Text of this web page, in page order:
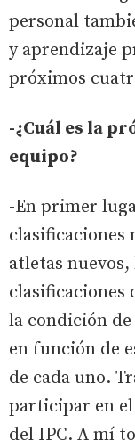
personal
y aprendizaje
próximos
-¿Cuál es la
equipo?
-En primer
clasificaciones
atletas nuevos,
clasificaciones
la condición
en función de
de cada uno.
participar en
del IPC. A mí